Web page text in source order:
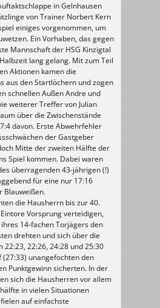
in Gelnhausen
von Trainer Norbert Kern
einiges vorgenommen, um
Ein Vorhaben, das gegen
Mannschaft der HSG Kinzigtal
lang gelang. Mit zum Teil
Aktionen kamen die
aus den Startlöchern und zogen
schnellen Außen Andre und
weiterer Treffer von Julian
über die Zwischenstände
davon. Erste Abwehrfehler
der Gastgeber
Mitte der zweiten Hälfte der
Spiel kommen. Dabei waren
überragenden 43-jährigen (!)
für eine nur 17:16
Blauweißen.
die Hausherrn bis zur 40.
Vorsprung verteidigen,
14-fachen Torjägers den
drehten und sich über die
22:23, 22:26, 24:28 und 25:30
(27:33) unangefochten den
Punktgewinn sicherten. In der
sich die Hausherren vor allem
in vielen Situationen
auf einfachste